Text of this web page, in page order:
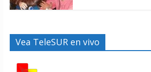
Vea TeleSUR en vivo